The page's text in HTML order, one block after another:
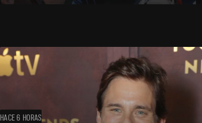
HACE 6 HORAS